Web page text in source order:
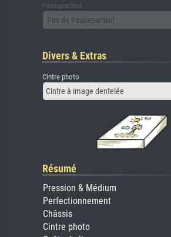
Passepartout
Pas de Passepartout
Divers & Extras
Cintre photo
Cintre à image dentelée
Résumé
Pression & Médium
Perfectionnement
Châssis
Cintre photo